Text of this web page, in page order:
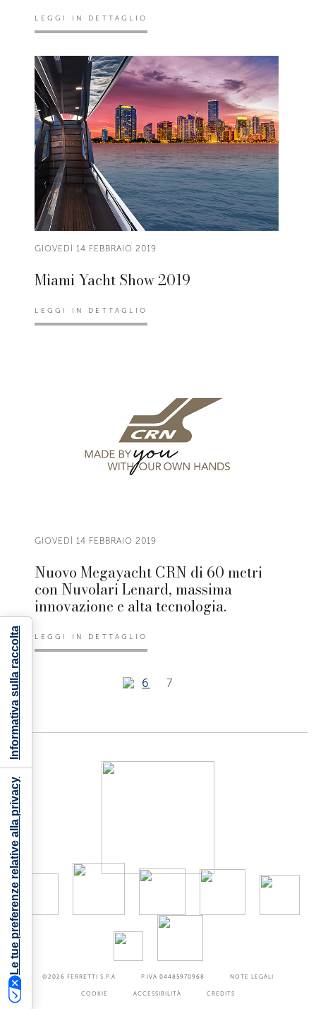
LEGGI IN DETTAGLIO
GIOVEDÌ 14 FEBBRAIO 2019
Miami Yacht Show 2019
LEGGI IN DETTAGLIO
GIOVEDÌ 14 FEBBRAIO 2019
Nuovo Megayacht CRN di 60 metri
con Nuvolari Lenard, massima
innovazione e alta tecnologia.
LEGGI IN DETTAGLIO
6 7
©2026 FERRETTI S.P.A P.IVA 04485970968 NOTE LEGALI
COOKIE ACCESSIBILITÀ CREDITS
Le tue preferenze relative alla privacy
Informativa sulla raccolta